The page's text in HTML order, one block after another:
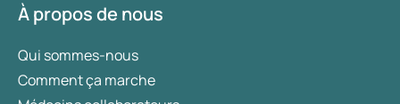
À propos de nous
Qui sommes-nous
Comment ça marche